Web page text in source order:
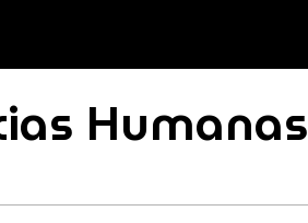
Humanas